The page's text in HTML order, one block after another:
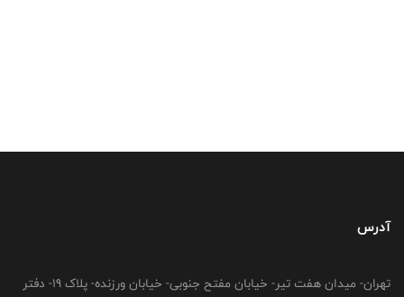
آدرس
تهران- میدان هفت تیر- خیابان مفتح جنوبی- خیابان ورزنده- پلاک 19- دفتر